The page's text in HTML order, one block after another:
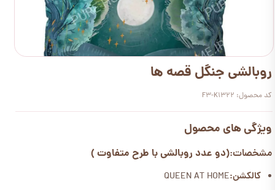
روبالشی جنگل قصه ها
کد محصول: F3-K1322
ویژگی های محصول
مشخصات:(دو عدد روبالشی با طرح متفاوت )
کالکشن:QUEEN AT HOME